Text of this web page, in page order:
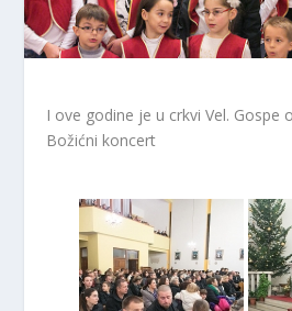
I ove godine je u crkvi Vel. Gospe
Božićni koncert